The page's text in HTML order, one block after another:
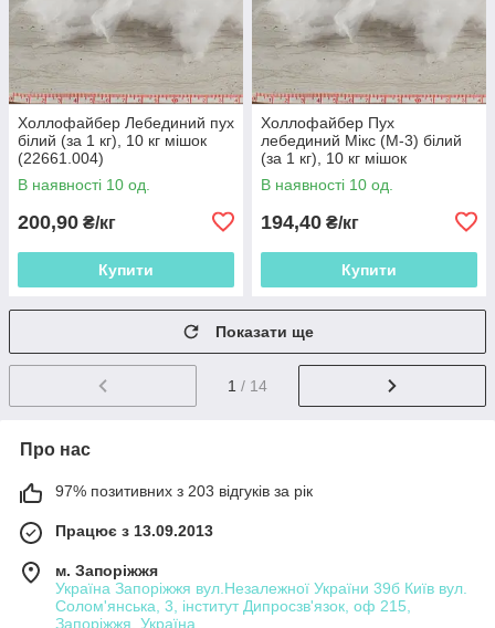
Холлофайбер Лебединий пух
білий (за 1 кг), 10 кг мішок
(22661.004)
В наявності 10 од.
200,90 ₴/кг
Купити
Холлофайбер Пух
лебединий Мікс (М-3) білий
(за 1 кг), 10 кг мішок
(22661.008)
В наявності 10 од.
194,40 ₴/кг
Купити
Показати ще
1 / 14
Про нас
97% позитивних з 203 відгуків за рік
Працює з 13.09.2013
м. Запоріжжя
Україна Запоріжжя вул.Незалежної України 39б Київ вул.
Солом'янська, 3, інститут Дипросзв'язок, оф 215,
Запоріжжя, Україна